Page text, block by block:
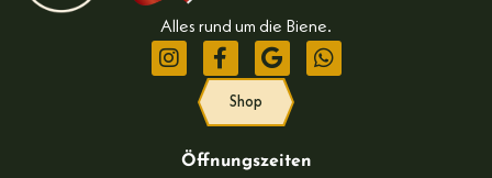
Alles rund um die Biene.
Shop
Öffnungszeiten